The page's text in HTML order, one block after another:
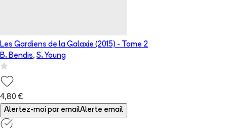
Les Gardiens de la Galaxie (2015) - Tome 2
B. Bendis, S. Young
4,80 €
Alertez-moi par emailAlerte email